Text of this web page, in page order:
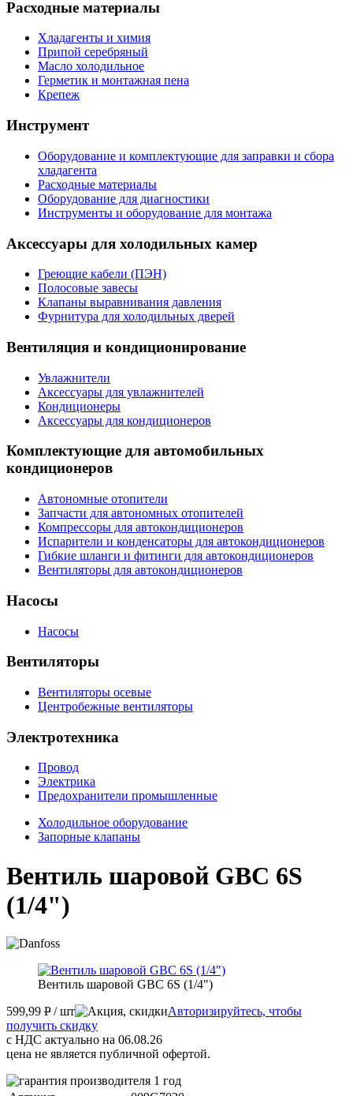
Расходные материалы
Хладагенты и химия
Припой серебряный
Масло холодильное
Герметик и монтажная пена
Крепеж
Инструмент
Оборудование и комплектующие для заправки и сбора
хладагента
Расходные материалы
Оборудование для диагностики
Инструменты и оборудование для монтажа
Аксессуары для холодильных камер
Греющие кабели (ПЭН)
Полосовые завесы
Клапаны выравнивания давления
Фурнитура для холодильных дверей
Вентиляция и кондиционирование
Увлажнители
Аксессуары для увлажнителей
Кондиционеры
Аксессуары для кондиционеров
Комплектующие для автомобильных
кондиционеров
Автономные отопители
Запчасти для автономных отопителей
Компрессоры для автокондиционеров
Испарители и конденсаторы для автокондиционеров
Гибкие шланги и фитинги для автокондиционеров
Вентиляторы для автокондиционеров
Насосы
Насосы
Вентиляторы
Вентиляторы осевые
Центробежные вентиляторы
Электротехника
Провод
Электрика
Предохранители промышленные
Холодильное оборудование
Запорные клапаны
Вентиль шаровой GBC 6S
(1/4")
Вентиль шаровой GBC 6S (1/4")
599,99 P / шт
Авторизируйтесь, чтобы
получить скидку
с НДС актуально на 06.08.26
цена не является публичной офертой.